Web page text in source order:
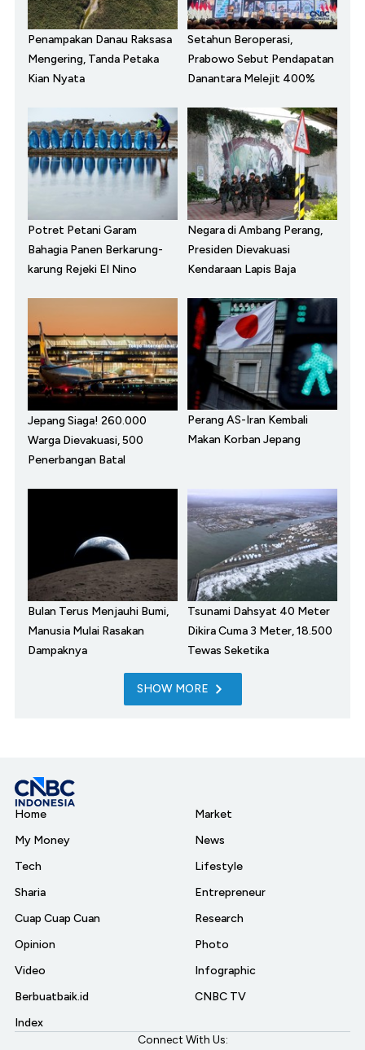
Penampakan Danau Raksasa
Mengering, Tanda Petaka
Kian Nyata
Setahun Beroperasi,
Prabowo Sebut Pendapatan
Danantara Melejit 400%
Potret Petani Garam
Bahagia Panen Berkarung-
karung Rejeki El Nino
Negara di Ambang Perang,
Presiden Dievakuasi
Kendaraan Lapis Baja
Jepang Siaga! 260.000
Warga Dievakuasi, 500
Penerbangan Batal
Perang AS-Iran Kembali
Makan Korban Jepang
Bulan Terus Menjauhi Bumi,
Manusia Mulai Rasakan
Dampaknya
Tsunami Dahsyat 40 Meter
Dikira Cuma 3 Meter, 18.500
Tewas Seketika
SHOW MORE
Home
My Money
Tech
Sharia
Cuap Cuap Cuan
Opinion
Video
Berbuatbaik.id
Index
Market
News
Lifestyle
Entrepreneur
Research
Photo
Infographic
CNBC TV
Connect With Us: